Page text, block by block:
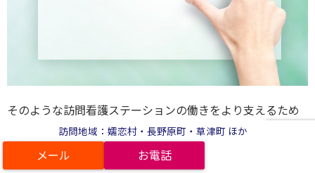
訪問地域：嬬恋村・長野原町・草津町 ほか
そのような訪問看護ステーションの働きをより支えるため
の、今回の看護体制強化加算の見直しといえるでしょう。